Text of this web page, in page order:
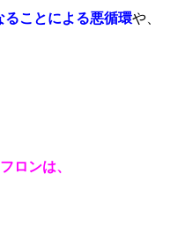
ることによる悪循環や、
ロンは、